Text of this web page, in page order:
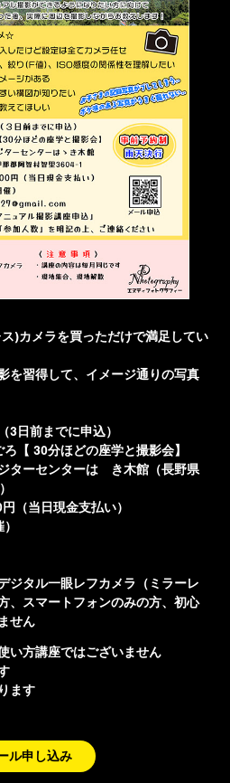
)カメラを買っただけで満足してい
を習得して、イメージ通りの写真
（3日前までに申込）
【 30分ほどの座学と撮影会】
ターセンターはゝき木館 （長野県
）
円（当日現金支払い）
）
ジタル一眼レフカメラ（ミラーレ
、スマートフォンのみの方、初心
せん
い方講座ではございません
ます
ル申し込み